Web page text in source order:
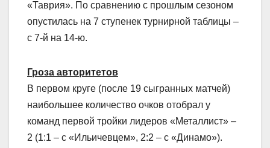
«Таврия». По сравнению с прошлым сезоном
опустилась на 7 ступенек турнирной таблицы –
с 7-й на 14-ю.
Гроза авторитетов
В первом круге (после 19 сыгранных матчей)
наибольшее количество очков отобрал у
команд первой тройки лидеров «Металлист» –
2 (1:1 – с «Ильичевцем», 2:2 – с «Динамо»).